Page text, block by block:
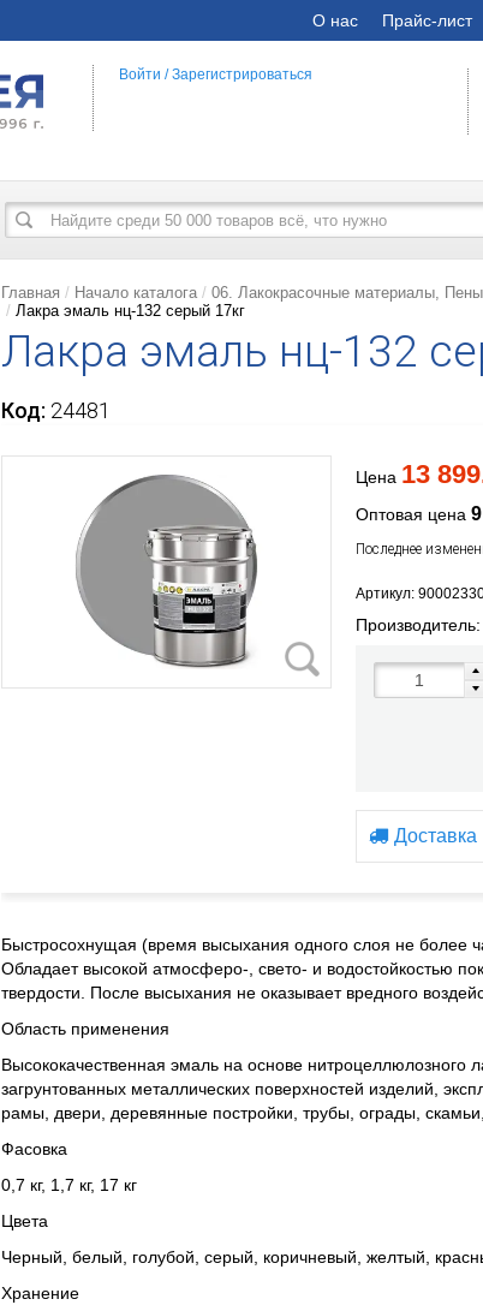
О нас Прайс-лист
Войти /Зарегистрироваться
Главная Начало каталога 06. Лакокрасочные материалы,
Лакра эмаль нц-132 серый 17кг
Лакра эмаль нц-132
Код: 24481
Цена 13
Оптовая цена
Последнее
Артикул:
Производитель:
Доставка
Быстросохнущая (время высыхания одного слоя не более
Обладает высокой атмосферо-, свето- и водостойкостью
твердости. После высыхания не оказывает вредного
Область применения
Высококачественная эмаль на основе
загрунтованных металлических поверхностей изделий,
рамы, двери, деревянные постройки, трубы, ограды,
Фасовка
0,7 кг, 1,7 кг, 17 кг
Цвета
Черный, белый, голубой, серый, коричневый, желтый,
Хранение